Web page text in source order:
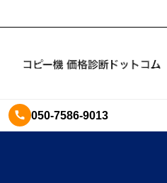
050-7586-9013